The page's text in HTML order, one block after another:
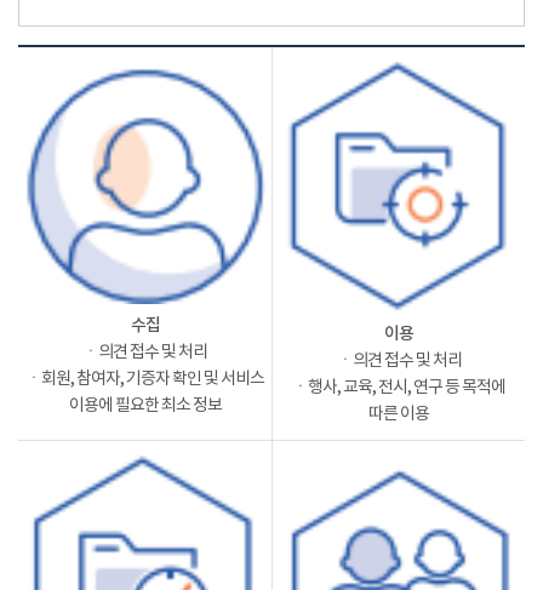
수집
ㆍ의견 접수 및 처리
ㆍ회원, 참여자, 기증자 확인 및 서비스
이용에 필요한 최소 정보
이용
ㆍ의견 접수 및 처리
ㆍ행사, 교육, 전시, 연구 등 목적에
따른 이용